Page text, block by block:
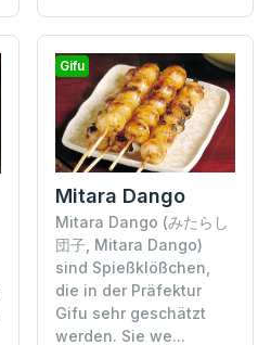
Gifu
Mitara Dango
Mitara Dango (みたらし
団子, Mitara Dango)
sind Spießklößchen,
die in der Präfektur
Gifu sehr geschätzt
werden. Sie we...